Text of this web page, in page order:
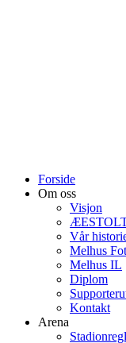
Forside
Om oss
Visjon
Vår
Melhus
Melhus IL
Diplom
Kontakt
Arena